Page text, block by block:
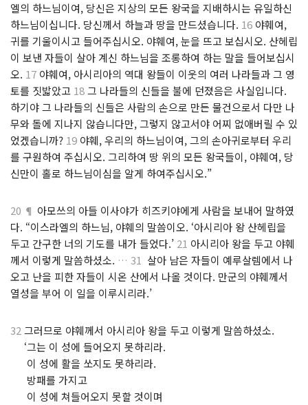
엘의 하느님이여, 당신은 지상의 모든 왕국을 지배하시는 유일하신
하느님이십니다. 당신께서 하늘과 땅을 만드셨습니다. 16 야훼여,
귀를 기울이시고 들어주십시오. 야훼여, 눈을 뜨고 보십시오. 산헤립
이 보낸 자들이 살아 계신 하느님을 조롱하여 하는 말을 들어보십시
오. 17 야훼여, 아시리아의 역대 왕들이 이웃의 여러 나라들과 그 영
토를 짓밟았고 18그 나라들의 신들을 불에 던졌음은 사실입니다.
하기야 그 나라들의 신들은 사람의 손으로 만든 물건으로서 다만 나
무와 돌에 지나지 않습니다만, 그렇지 않고서야 어찌 없애버릴 수 있
었겠습니까? 19 야훼, 우리의 하느님이여, 그의 손아귀로부터 우리
를 구원하여 주십시오. 그리하여 땅 위의 모든 왕국들이, 야훼여, 당
신만이 홀로 하느님이심을 알게 하여주십시오.”
20 ¶ 아모쓰의 아들 이사야가 히즈키야에게 사람을 보내어 말하였
다. “이스라엘의 하느님, 야훼의 말씀이오. ‘아시리아 왕 산헤립을
두고 간구한 너의 기도를 내가 들었다.’ 21 아시리아 왕을 두고 야훼
께서 이렇게 말씀하셨소. … 31 살아 남은 자들이 예루살렘에서 나
오고 난을 피한 자들이 시온 산에서 나올 것이다. 만군의 야훼께서
열성을 부어 이 일을 이루시리라.’
32 그러므로 야훼께서 아시리아 왕을 두고 이렇게 말씀하셨소.
‘그는 이 성에 들어오지 못하리라.
이 성에 활을 쏘지도 못하리라.
방패를 가지고
이 성에 쳐들어오지 못할 것이며